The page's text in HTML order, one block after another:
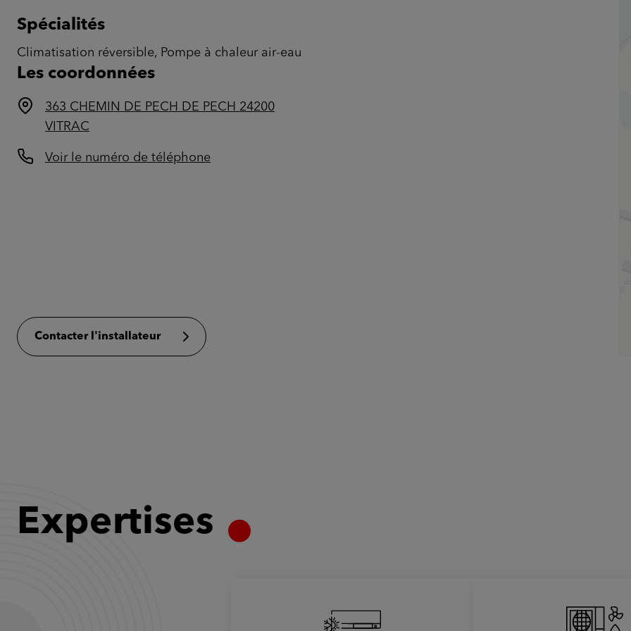
Spécialités
Climatisation réversible, Pompe à chaleur air-eau
Les coordonnées
363 CHEMIN DE PECH DE PECH 24200
VITRAC
Voir le numéro de téléphone
Contacter l'installateur
Expertises